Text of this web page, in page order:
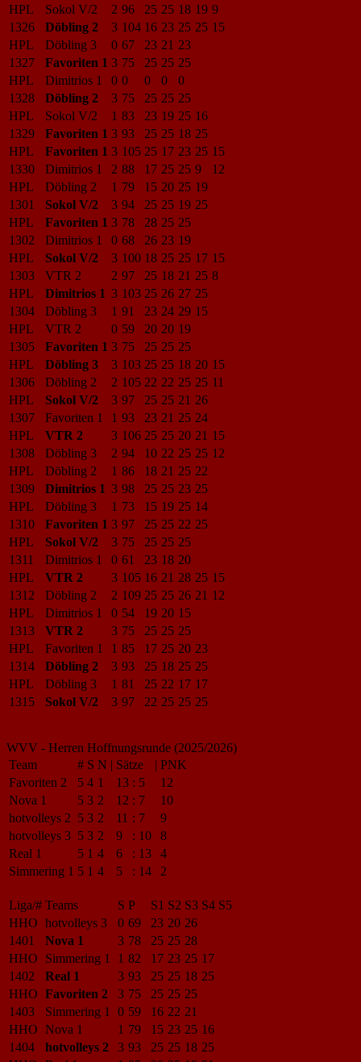
HPL Sokol V/2 2 96 25 25 18 19 9
1326
Döbling 2 3 104 16 23 25 25 15
HPL
Döbling 3 0 67 23 21 23
1327
Favoriten 1 3 75 25 25 25
HPL
Dimitrios 1 0 0 0 0
0
1328
Döbling 2 3 75 25 25 25
HPL
Sokol V/2 1 83 23 19 25 16
1329
Favoriten 1 3 93 25 25 18 25
HPL
Favoriten 1 3 105 25 17 23 25 15
1330
Dimitrios 1 2 88 17 25 25 9
12
HPL
Döbling 2 1 79 15 20 25 19
1301
Sokol V/2 3 94 25 25 19 25
HPL
Favoriten 1 3 78 28 25 25
1302
Dimitrios 1 0 68 26 23 19
HPL
Sokol V/2 3 100 18 25 25 17 15
1303
VTR 2 2 97 25 18 21 25 8
HPL
Dimitrios 1 3 103 25 26 27 25
1304
Döbling 3 1 91 23 24 29 15
HPL
VTR 2 0 59 20 20 19
1305
Favoriten 1 3 75 25 25 25
HPL
Döbling 3 3 103 25 25 18 20 15
1306
Döbling 2 2 105 22 22 25 25 11
HPL
Sokol V/2 3 97 25 25 21 26
1307
Favoriten 1 1 93 23 21 25 24
HPL
VTR 2 3 106 25 25 20 21 15
1308
Döbling 3 2 94 10 22 25 25 12
HPL
Döbling 2 1 86 18 21 25 22
1309
Dimitrios 1 3 98 25 25 23 25
HPL
Döbling 3 1 73 15 19 25 14
1310
Favoriten 1 3 97 25 25 22 25
HPL
Sokol V/2 3 75 25 25 25
1311
Dimitrios 1 0 61 23 18 20
HPL
VTR 2 3 105 16 21 28 25 15
1312
Döbling 2 2 109 25 25 26 21 12
HPL
Dimitrios 1 0 54 19 20 15
1313
VTR 2 3 75 25 25 25
HPL
Favoriten 1 1 85 17 25 20 23
1314
Döbling 2 3 93 25 18 25 25
HPL
Döbling 3 1 81 25 22 17 17
1315
Sokol V/2 3 97 22 25 25 25
WVV - Herren Hoffnungsrunde (2025/2026)
Team
# S N | Sätze | PNK
Favoriten 2
5 4 1 13 : 5
12
Nova 1
5 3 2 12 : 7
10
hotvolleys 2 5 3 2 11 : 7
9
hotvolleys 3 5 3 2 9 : 10
8
Real 1
5 1 4 6 : 13
4
Simmering 1 5 1 4 5 : 14 2
Liga/# Teams S P S1 S2 S3 S4 S5
HHO hotvolleys 3 0 69 23 20 26
1401
Nova 1 3 78 25 25 28
HHO
Simmering 1 1 82 17 23 25 17
1402
Real 1 3 93 25 25 18 25
HHO Favoriten 2 3 75 25 25 25
1403
Simmering 1 0 59 16 22 21
HHO Nova 1 1 79 15 23 25 16
1404
hotvolleys 2 3 93 25 25 18 25